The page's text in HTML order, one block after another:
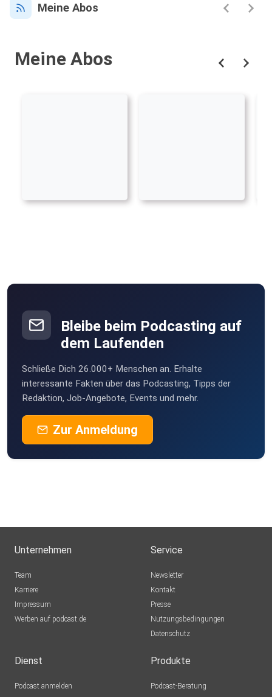
Meine Abos
Meine Abos
Bleibe beim Podcasting auf
dem Laufenden
Schließe Dich 26.000+ Menschen an. Erhalte
interessante Fakten über das Podcasting, Tipps der
Redaktion, Job-Angebote, Events und mehr.
Zur Anmeldung
Unternehmen
Team
Karriere
Impressum
Werben auf podcast.de
Service
Newsletter
Kontakt
Presse
Nutzungsbedingungen
Datenschutz
Dienst
Podcast anmelden
Produkte
Podcast-Beratung